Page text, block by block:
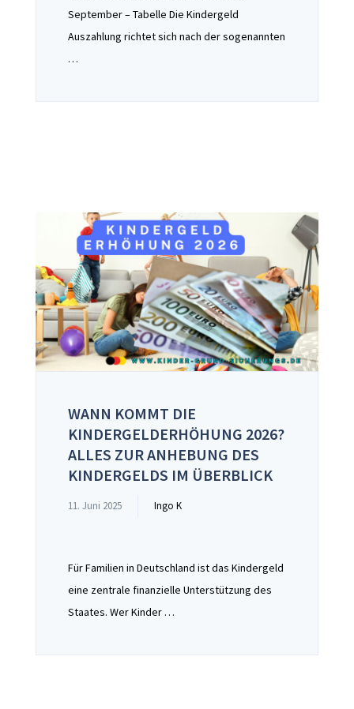
September – Tabelle Die Kindergeld
Auszahlung richtet sich nach der sogenannten
…
WANN KOMMT DIE
KINDERGELDERHÖHUNG 2026?
ALLES ZUR ANHEBUNG DES
KINDERGELDS IM ÜBERBLICK
11. Juni 2025 Ingo K
Für Familien in Deutschland ist das Kindergeld
eine zentrale finanzielle Unterstützung des
Staates. Wer Kinder …